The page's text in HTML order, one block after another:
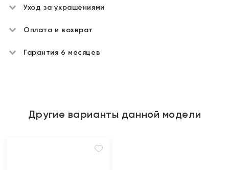
Уход за украшениями
Оплата и возврат
Гарантия 6 месяцев
Другие варианты данной модели